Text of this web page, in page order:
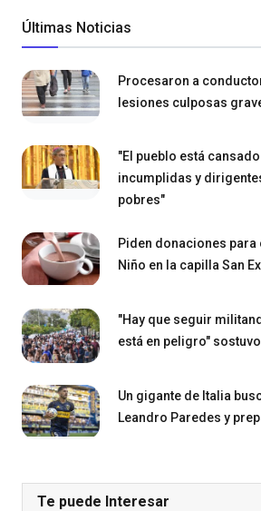
Últimas Noticias
Procesaron a
lesiones culposas
"El pueblo está
incumplidas y
pobres"
Piden donaciones para
Niño en la capilla San
"Hay que seguir
está en peligro"
Un gigante de Italia
Leandro Paredes y
Te puede Interesar